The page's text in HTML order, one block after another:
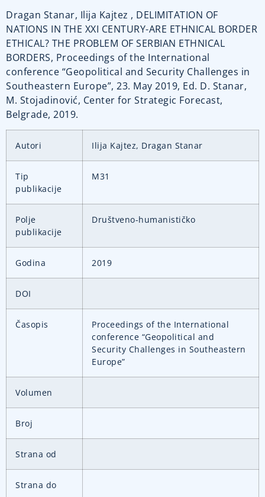
Dragan Stanar, Ilija Kajtez , DELIMITATION OF
NATIONS IN THE XXI CENTURY-ARE ETHNICAL BORDER
ETHICAL? THE PROBLEM OF SERBIAN ETHNICAL
BORDERS, Proceedings of the International
conference “Geopolitical and Security Challenges in
Southeastern Europe”, 23. May 2019, Ed. D. Stanar,
M. Stojadinović, Center for Strategic Forecast,
Belgrade, 2019.
Autori Ilija Kajtez, Dragan Stanar
Tip
publikacije
M31
Polje
publikacije
Društveno-humanističko
Godina 2019
DOI
Časopis
Proceedings of the International
conference “Geopolitical and
Security Challenges in Southeastern
Europe”
Volumen
Broj
Strana od
Strana do